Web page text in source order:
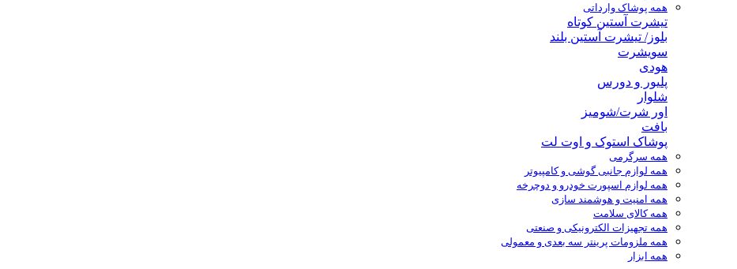
همه پوشاک وارداتی
تیشرت آستین کوتاه
بلوز/ تیشرت آستین بلند
سویشرت
هودی
پلیور و دورس
شلوار
اور شرت/شومیز
بافت
پوشاک استوک و اوت لت
همه سرگرمی
همه لوازم جانبی گوشی و کامپیوتر
همه لوازم اسپورت خودرو و دوچرخه
همه امنیت و هوشمند سازی
همه کالای سلامت
همه تجهیزات الکترونیکی و صنعتی
همه ملزومات پرینتر سه بعدی و معمولی
همه ابزار